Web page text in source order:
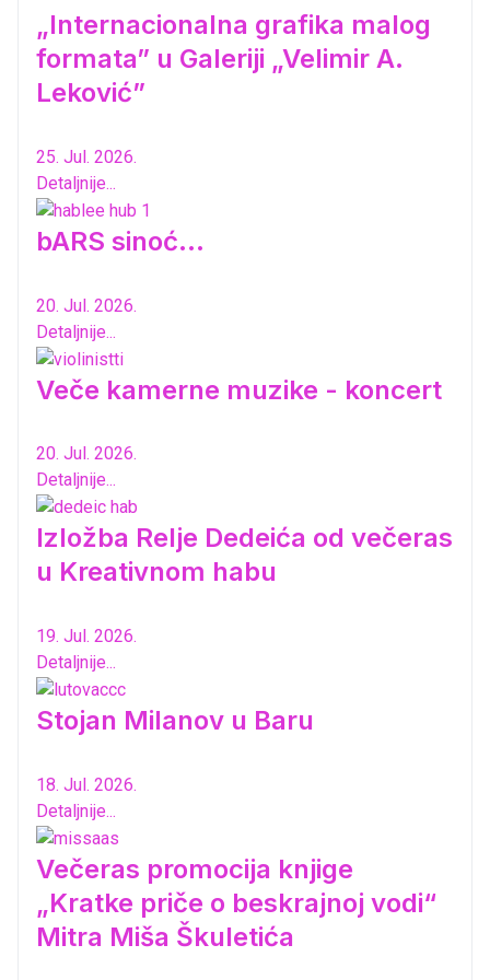
„Internacionalna grafika malog
formata” u Galeriji „Velimir A.
Leković”
25. Jul. 2026.
Detaljnije...
bARS sinoć...
20. Jul. 2026.
Detaljnije...
Veče kamerne muzike - koncert
20. Jul. 2026.
Detaljnije...
Izložba Relje Dedeića od večeras
u Kreativnom habu
19. Jul. 2026.
Detaljnije...
Stojan Milanov u Baru
18. Jul. 2026.
Detaljnije...
Večeras promocija knjige
„Kratke priče o beskrajnoj vodi“
Mitra Miša Škuletića